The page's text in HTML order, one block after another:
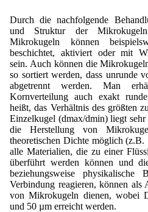
Durch die nachfolgende
und Struktur der
Mikrokugeln können
beschichtet, aktiviert oder mit
sein. Auch können die
so sortiert werden, dass unrunde
abgetrennt werden. Man
Kornverteilung auch exakt
heißt, das Verhältnis des größten
Einzelkugel (dmax/dmin) liegt
die Herstellung von
theoretischen Dichte möglich
alle Materialien, die zu einer
überführt werden können und
beziehungsweise physikalische
Verbindung reagieren, können als
von Mikrokugeln dienen, wobei
und 50 µm erreicht werden.